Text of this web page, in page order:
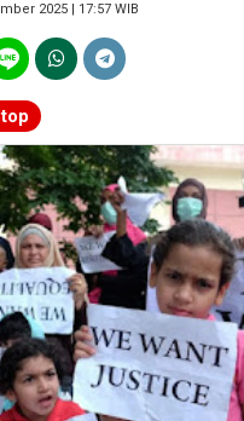
2025 | 17:57 WIB